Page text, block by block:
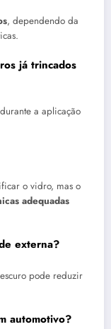
, dependendo da
já trincados
a aplicação
o vidro, mas o
adequadas
externa?
pode reduzir
automotivo?